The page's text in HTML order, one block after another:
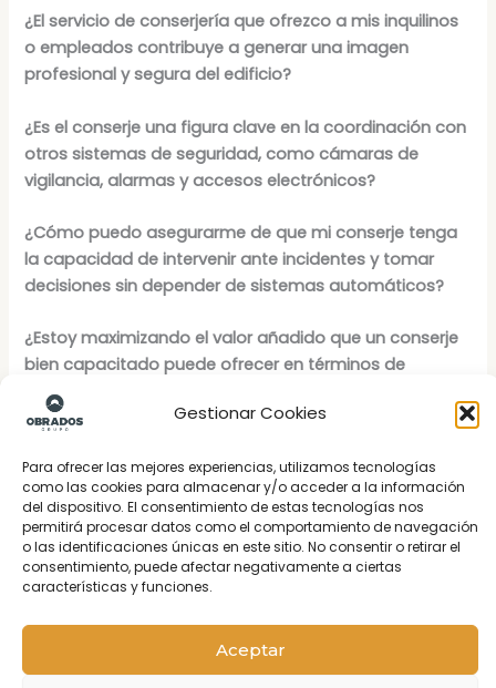
Gestionar Cookies
Para ofrecer las mejores experiencias, utilizamos tecnologías
como las cookies para almacenar y/o acceder a la información
del dispositivo. El consentimiento de estas tecnologías nos
permitirá procesar datos como el comportamiento de navegación
o las identificaciones únicas en este sitio. No consentir o retirar el
consentimiento, puede afectar negativamente a ciertas
características y funciones.
Aceptar
¿El servicio de conserjería que ofrezco a mis inquilinos
o empleados contribuye a generar una imagen
profesional y segura del edificio?
¿Es el conserje una figura clave en la coordinación con
otros sistemas de seguridad, como cámaras de
vigilancia, alarmas y accesos electrónicos?
¿Cómo puedo asegurarme de que mi conserje tenga
la capacidad de intervenir ante incidentes y tomar
decisiones sin depender de sistemas automáticos?
¿Estoy maximizando el valor añadido que un conserje
bien capacitado puede ofrecer en términos de
soporte a los empleados y visitantes del edificio?
situaciones fuera de lo común, como visitas no
registradas o solicitudes especiales de los inquilinos?
Si buscas asegurar la protección y el bienestar de
tu oficina, contar con unservicio de conserjería para
es la opción ideal. En
encarga de gestionar la seguridad, el control de
accesos y la atención constante a empleados y
visitantes, garantizando un entorno laboral seguro y
Conserjería Madrid
¿En qué podemos ayudarte?